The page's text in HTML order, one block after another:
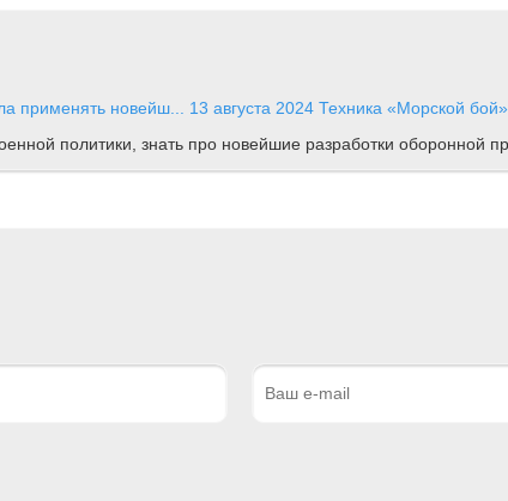
применять новейш... 13 августа 2024 Техника «Морской
политики, знать про новейшие разработки